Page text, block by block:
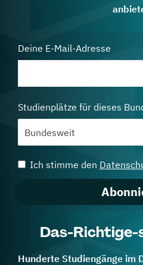
Deine E-Mail-Adresse
Studienplätze für dieses
Ich stimme den
Das-
Hunderte Studiengänge im